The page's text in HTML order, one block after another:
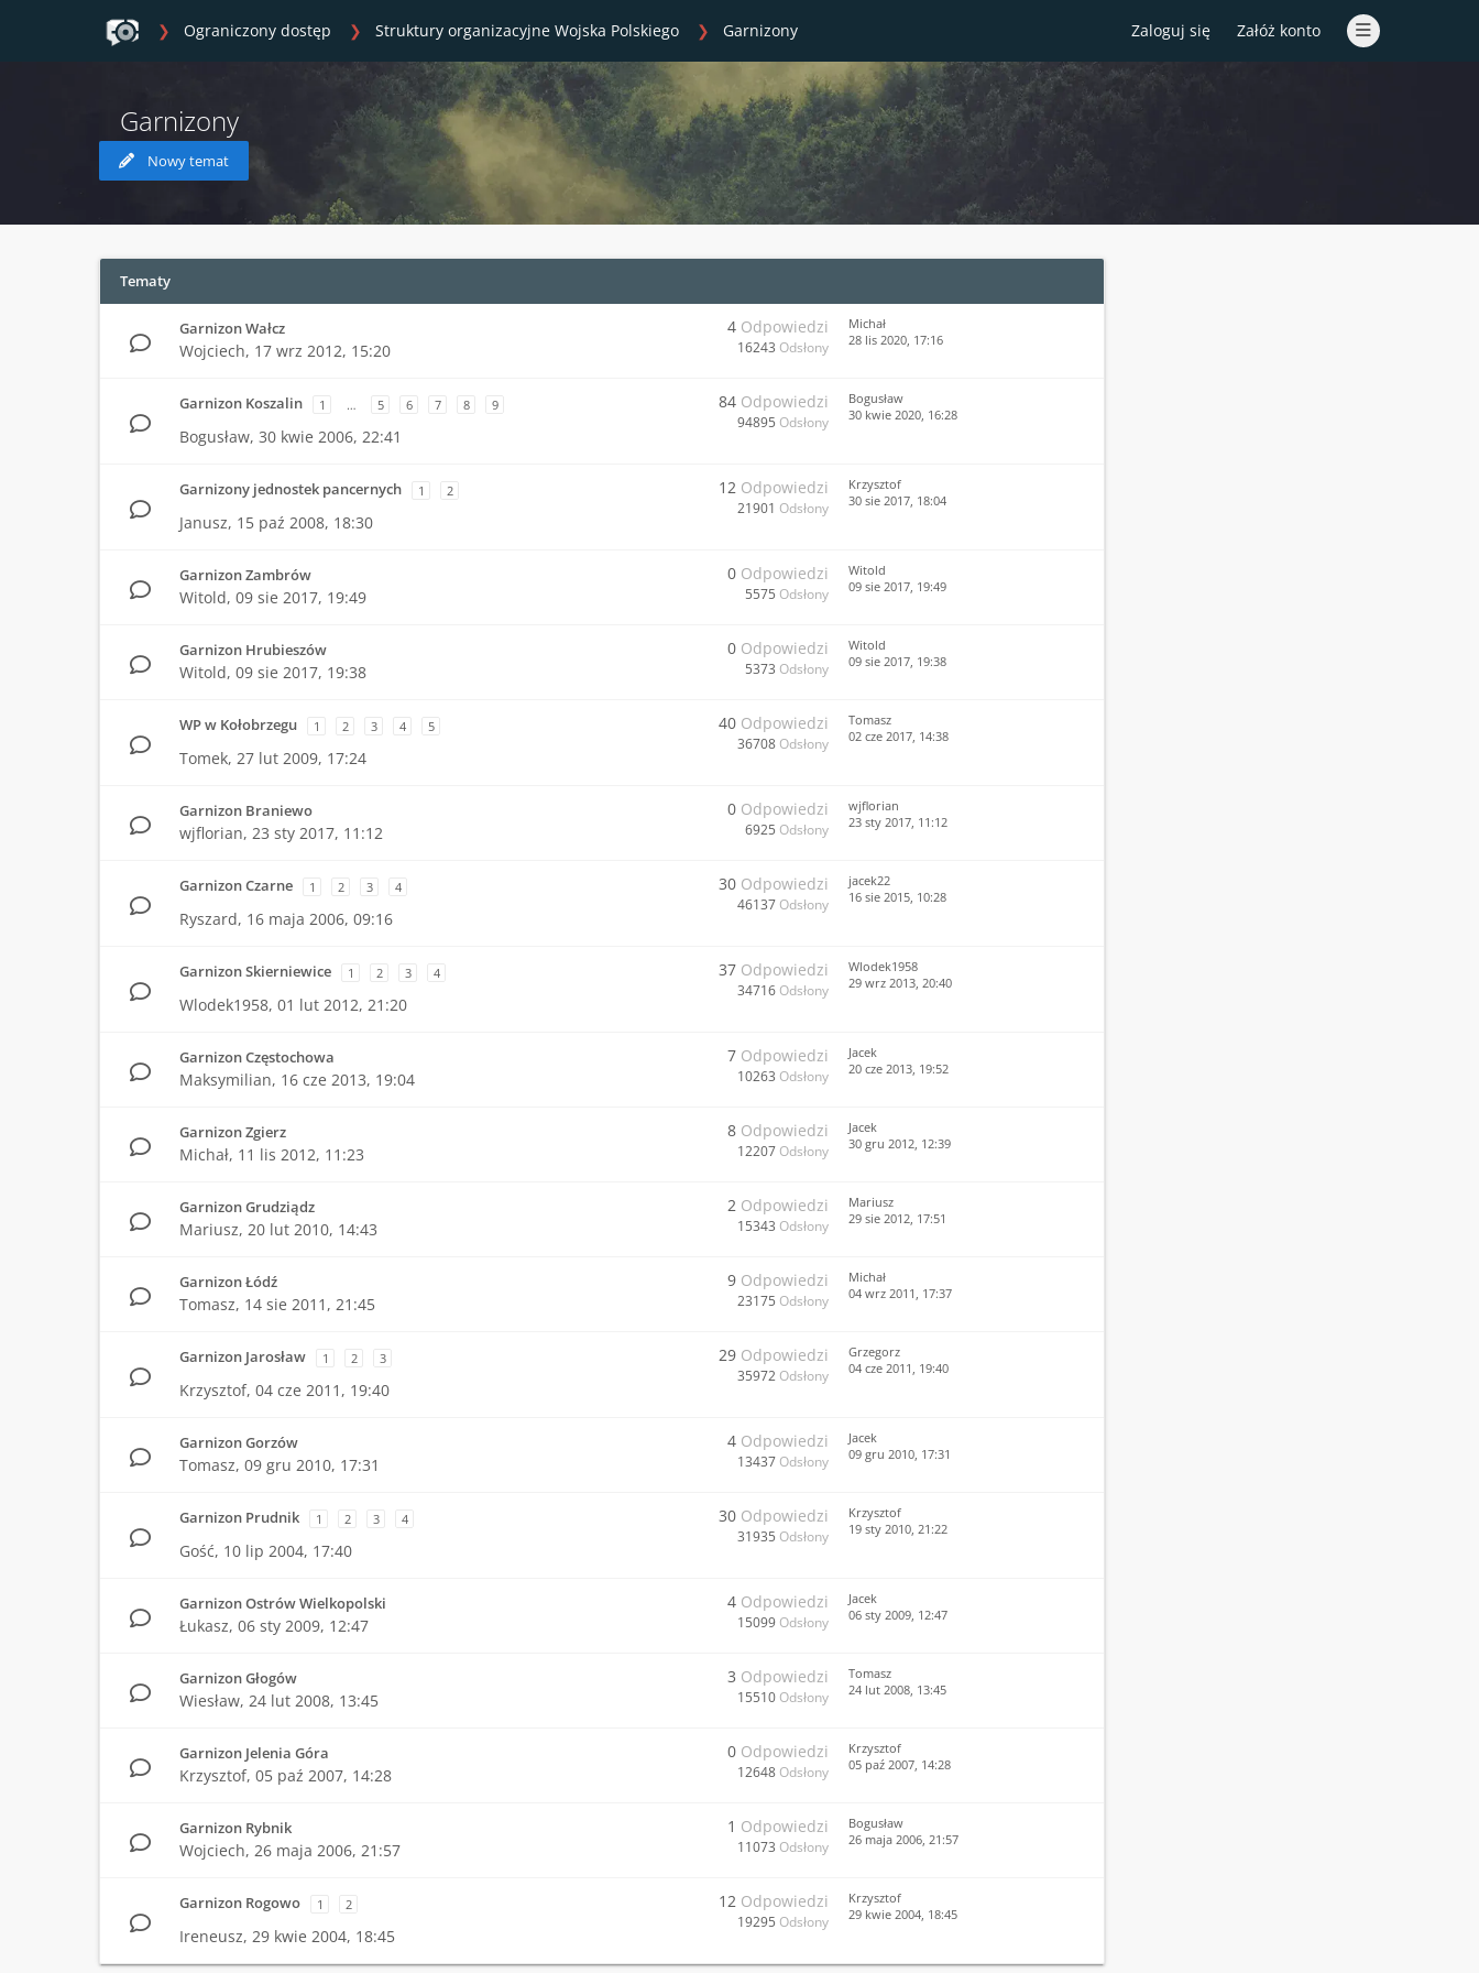
Zaloguj się Załóż konto
Ograniczony dostęp Struktury organizacyjne Wojska Polskiego Garnizony
Garnizony
Nowy temat
Tematy
Garnizon Wałcz
Wojciech, 17 wrz 2012, 15:20
4 Odpowiedzi
16243 Odsłony
Michał
28 lis 2020, 17:16
Garnizon Koszalin 1 … 5 6 7 8 9
Bogusław, 30 kwie 2006, 22:41
84 Odpowiedzi
94895 Odsłony
Bogusław
30 kwie 2020, 16:28
Garnizony jednostek pancernych 1 2
Janusz, 15 paź 2008, 18:30
12 Odpowiedzi
21901 Odsłony
Krzysztof
30 sie 2017, 18:04
Garnizon Zambrów
Witold, 09 sie 2017, 19:49
0 Odpowiedzi
5575 Odsłony
Witold
09 sie 2017, 19:49
Garnizon Hrubieszów
Witold, 09 sie 2017, 19:38
0 Odpowiedzi
5373 Odsłony
Witold
09 sie 2017, 19:38
WP w Kołobrzegu 1 2 3 4 5
Tomek, 27 lut 2009, 17:24
40 Odpowiedzi
36708 Odsłony
Tomasz
02 cze 2017, 14:38
Garnizon Braniewo
wjflorian, 23 sty 2017, 11:12
0 Odpowiedzi
6925 Odsłony
wjflorian
23 sty 2017, 11:12
Garnizon Czarne 1 2 3 4
Ryszard, 16 maja 2006, 09:16
30 Odpowiedzi
46137 Odsłony
jacek22
16 sie 2015, 10:28
Garnizon Skierniewice 1 2 3 4
Wlodek1958, 01 lut 2012, 21:20
37 Odpowiedzi
34716 Odsłony
Wlodek1958
29 wrz 2013, 20:40
Garnizon Częstochowa
Maksymilian, 16 cze 2013, 19:04
7 Odpowiedzi
10263 Odsłony
Jacek
20 cze 2013, 19:52
Garnizon Zgierz
Michał, 11 lis 2012, 11:23
8 Odpowiedzi
12207 Odsłony
Jacek
30 gru 2012, 12:39
Garnizon Grudziądz
Mariusz, 20 lut 2010, 14:43
2 Odpowiedzi
15343 Odsłony
Mariusz
29 sie 2012, 17:51
Garnizon Łódź
Tomasz, 14 sie 2011, 21:45
9 Odpowiedzi
23175 Odsłony
Michał
04 wrz 2011, 17:37
Garnizon Jarosław 1 2 3
Krzysztof, 04 cze 2011, 19:40
29 Odpowiedzi
35972 Odsłony
Grzegorz
04 cze 2011, 19:40
Garnizon Gorzów
Tomasz, 09 gru 2010, 17:31
4 Odpowiedzi
13437 Odsłony
Jacek
09 gru 2010, 17:31
Garnizon Prudnik 1 2 3 4
Gość, 10 lip 2004, 17:40
30 Odpowiedzi
31935 Odsłony
Krzysztof
19 sty 2010, 21:22
Garnizon Ostrów Wielkopolski
Łukasz, 06 sty 2009, 12:47
4 Odpowiedzi
15099 Odsłony
Jacek
06 sty 2009, 12:47
Garnizon Głogów
Wiesław, 24 lut 2008, 13:45
3 Odpowiedzi
15510 Odsłony
Tomasz
24 lut 2008, 13:45
Garnizon Jelenia Góra
Krzysztof, 05 paź 2007, 14:28
0 Odpowiedzi
12648 Odsłony
Krzysztof
05 paź 2007, 14:28
Garnizon Rybnik
Wojciech, 26 maja 2006, 21:57
1 Odpowiedzi
11073 Odsłony
Bogusław
26 maja 2006, 21:57
Garnizon Rogowo 1 2
Ireneusz, 29 kwie 2004, 18:45
12 Odpowiedzi
19295 Odsłony
Krzysztof
29 kwie 2004, 18:45